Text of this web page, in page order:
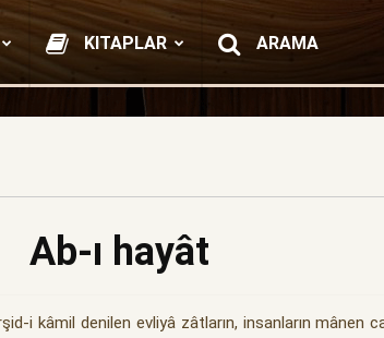
KITAPLAR ARAMA
Ab-ı hayât
kâmil denilen evliyâ zâtların, insanların mânen